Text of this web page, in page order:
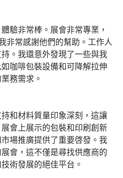
驗非常棒。展會非常專業，
非常感謝他們的幫助。工作人
。我還意外發現了一些與我
咖啡包裝設備和可降解拉伸
務需求。
和材料質量印象深刻，這讓
會上展示的包裝和印刷創新
場推廣提供了重要啓發。我
會，這不僅是尋找供應商的
術發展的絕佳平台。